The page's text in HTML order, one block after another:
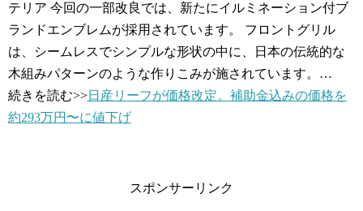
テリア 今回の一部改良では、新たにイルミネーション付ブ
ランドエンブレムが採用されています。 フロントグリル
は、シームレスでシンプルな形状の中に、日本の伝統的な
木組みパターンのような作りこみが施されています。…
続きを読む>>日産リーフが価格改定。補助金込みの価格を
約293万円〜に値下げ
スポンサーリンク